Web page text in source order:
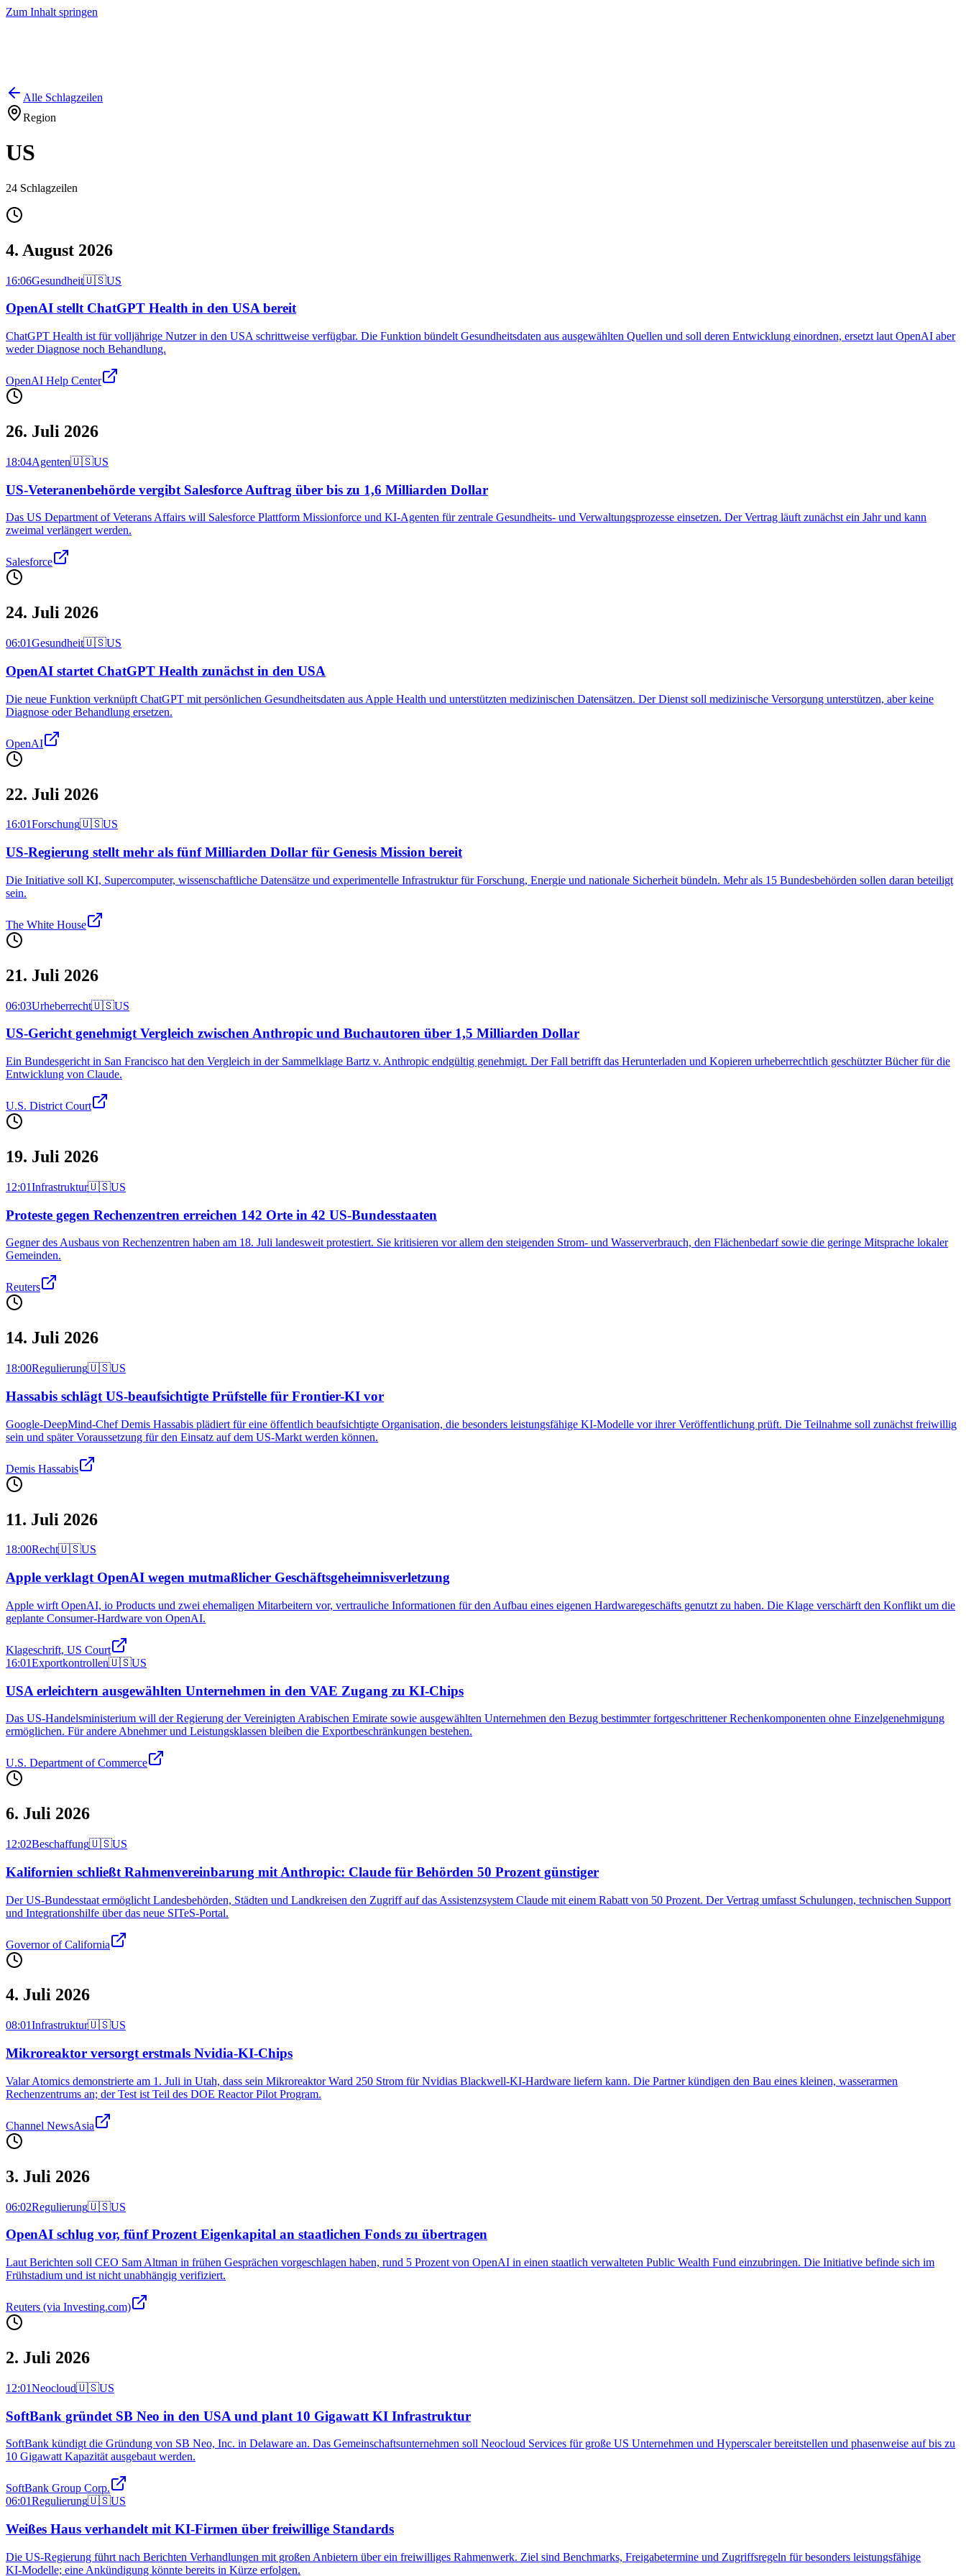
Zum Inhalt springen
Alle Schlagzeilen
Region
US
24 Schlagzeilen
4. August 2026
16:06Gesundheit🇺🇸US
OpenAI stellt ChatGPT Health in den USA bereit
ChatGPT Health ist für volljährige Nutzer in den USA schrittweise verfügbar. Die Funktion bündelt Gesundheitsdaten aus ausgewählten Quellen und soll deren Entwicklung einordnen, ersetzt laut OpenAI aber
weder Diagnose noch Behandlung.
OpenAI Help Center
26. Juli 2026
18:04Agenten🇺🇸US
US-Veteranenbehörde vergibt Salesforce Auftrag über bis zu 1,6 Milliarden Dollar
Das US Department of Veterans Affairs will Salesforce Plattform Missionforce und KI-Agenten für zentrale Gesundheits- und Verwaltungsprozesse einsetzen. Der Vertrag läuft zunächst ein Jahr und kann
zweimal verlängert werden.
Salesforce
24. Juli 2026
06:01Gesundheit🇺🇸US
OpenAI startet ChatGPT Health zunächst in den USA
Die neue Funktion verknüpft ChatGPT mit persönlichen Gesundheitsdaten aus Apple Health und unterstützten medizinischen Datensätzen. Der Dienst soll medizinische Versorgung unterstützen, aber keine
Diagnose oder Behandlung ersetzen.
OpenAI
22. Juli 2026
16:01Forschung🇺🇸US
US-Regierung stellt mehr als fünf Milliarden Dollar für Genesis Mission bereit
Die Initiative soll KI, Supercomputer, wissenschaftliche Datensätze und experimentelle Infrastruktur für Forschung, Energie und nationale Sicherheit bündeln. Mehr als 15 Bundesbehörden sollen daran beteiligt
sein.
The White House
21. Juli 2026
06:03Urheberrecht🇺🇸US
US-Gericht genehmigt Vergleich zwischen Anthropic und Buchautoren über 1,5 Milliarden Dollar
Ein Bundesgericht in San Francisco hat den Vergleich in der Sammelklage Bartz v. Anthropic endgültig genehmigt. Der Fall betrifft das Herunterladen und Kopieren urheberrechtlich geschützter Bücher für die
Entwicklung von Claude.
U.S. District Court
19. Juli 2026
12:01Infrastruktur🇺🇸US
Proteste gegen Rechenzentren erreichen 142 Orte in 42 US-Bundesstaaten
Gegner des Ausbaus von Rechenzentren haben am 18. Juli landesweit protestiert. Sie kritisieren vor allem den steigenden Strom- und Wasserverbrauch, den Flächenbedarf sowie die geringe Mitsprache lokaler
Gemeinden.
Reuters
14. Juli 2026
18:00Regulierung🇺🇸US
Hassabis schlägt US-beaufsichtigte Prüfstelle für Frontier-KI vor
Google-DeepMind-Chef Demis Hassabis plädiert für eine öffentlich beaufsichtigte Organisation, die besonders leistungsfähige KI-Modelle vor ihrer Veröffentlichung prüft. Die Teilnahme soll zunächst freiwillig
sein und später Voraussetzung für den Einsatz auf dem US-Markt werden können.
Demis Hassabis
11. Juli 2026
18:00Recht🇺🇸US
Apple verklagt OpenAI wegen mutmaßlicher Geschäftsgeheimnisverletzung
Apple wirft OpenAI, io Products und zwei ehemaligen Mitarbeitern vor, vertrauliche Informationen für den Aufbau eines eigenen Hardwaregeschäfts genutzt zu haben. Die Klage verschärft den Konflikt um die
geplante Consumer-Hardware von OpenAI.
Klageschrift, US Court
16:01Exportkontrollen🇺🇸US
USA erleichtern ausgewählten Unternehmen in den VAE Zugang zu KI-Chips
Das US-Handelsministerium will der Regierung der Vereinigten Arabischen Emirate sowie ausgewählten Unternehmen den Bezug bestimmter fortgeschrittener Rechenkomponenten ohne Einzelgenehmigung
ermöglichen. Für andere Abnehmer und Leistungsklassen bleiben die Exportbeschränkungen bestehen.
U.S. Department of Commerce
6. Juli 2026
12:02Beschaffung🇺🇸US
Kalifornien schließt Rahmenvereinbarung mit Anthropic: Claude für Behörden 50 Prozent günstiger
Der US‑Bundesstaat ermöglicht Landesbehörden, Städten und Landkreisen den Zugriff auf das Assistenzsystem Claude mit einem Rabatt von 50 Prozent. Der Vertrag umfasst Schulungen, technischen Support
und Integrationshilfe über das neue SITeS‑Portal.
Governor of California
4. Juli 2026
08:01Infrastruktur🇺🇸US
Mikroreaktor versorgt erstmals Nvidia-KI-Chips
Valar Atomics demonstrierte am 1. Juli in Utah, dass sein Mikroreaktor Ward 250 Strom für Nvidias Blackwell-KI‑Hardware liefern kann. Die Partner kündigen den Bau eines kleinen, wasserarmen
Rechenzentrums an; der Test ist Teil des DOE Reactor Pilot Program.
Channel NewsAsia
3. Juli 2026
06:02Regulierung🇺🇸US
OpenAI schlug vor, fünf Prozent Eigenkapital an staatlichen Fonds zu übertragen
Laut Berichten soll CEO Sam Altman in frühen Gesprächen vorgeschlagen haben, rund 5 Prozent von OpenAI in einen staatlich verwalteten Public Wealth Fund einzubringen. Die Initiative befinde sich im
Frühstadium und ist nicht unabhängig verifiziert.
Reuters (via Investing.com)
2. Juli 2026
12:01Neocloud🇺🇸US
SoftBank gründet SB Neo in den USA und plant 10 Gigawatt KI Infrastruktur
SoftBank kündigt die Gründung von SB Neo, Inc. in Delaware an. Das Gemeinschaftsunternehmen soll Neocloud Services für große US Unternehmen und Hyperscaler bereitstellen und phasenweise auf bis zu
10 Gigawatt Kapazität ausgebaut werden.
SoftBank Group Corp.
06:01Regulierung🇺🇸US
Weißes Haus verhandelt mit KI-Firmen über freiwillige Standards
Die US-Regierung führt nach Berichten Verhandlungen mit großen Anbietern über ein freiwilliges Rahmenwerk. Ziel sind Benchmarks, Freigabetermine und Zugriffsregeln für besonders leistungsfähige
KI‑Modelle; eine Ankündigung könnte bereits in Kürze erfolgen.